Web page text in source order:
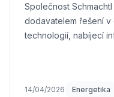
Společnost
dodavatelem řešení
technologií, nabíjecí
14/04/2026 Energetika